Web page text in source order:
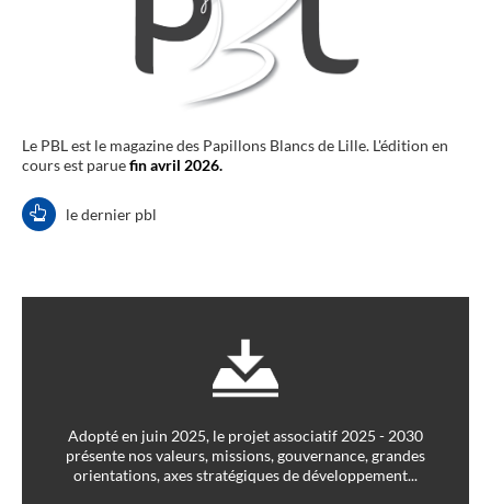
Le PBL est le magazine des Papillons Blancs de Lille. L'édition en
cours est paruefin avril 2026.
le dernier pbl
Adopté en juin 2025, le projet associatif 2025 - 2030
présente nos valeurs, missions, gouvernance, grandes
orientations, axes stratégiques de développement...